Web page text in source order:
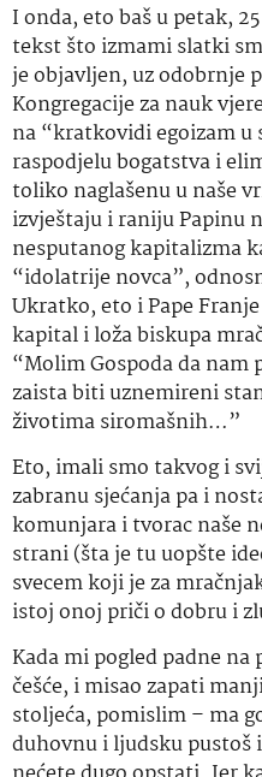
I onda, eto baš u petak,
tekst što izmami slatki
je objavljen, uz odobrnje
Kongregacije za nauk
na “kratkovidi egoizam
raspodjelu bogatstva i
toliko naglašenu u naše
izvještaju i raniju Papinu
nesputanog kapitalizma
“idolatrije novca”,
Ukratko, eto i Pape
kapital i loža biskupa
“Molim Gospoda da
zaista biti uznemireni
životima siromašnih…”
Eto, imali smo takvog i
zabranu sjećanja pa i
komunjara i tvorac naše
strani (šta je tu uopšte
svecem koji je za
istoj onoj priči o dobru i
Kada mi pogled padne
češće, i misao zapati
stoljeća, pomislim – ma
duhovnu i ljudsku